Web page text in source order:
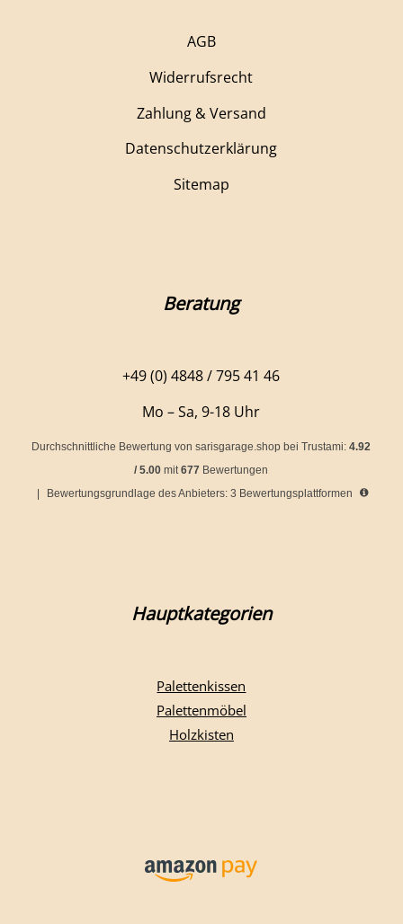
AGB
Widerrufsrecht
Zahlung & Versand
Datenschutzerklärung
Sitemap
Beratung
+49 (0) 4848 / 795 41 46
Mo – Sa, 9-18 Uhr
Durchschnittliche Bewertung von sarisgarage.shop bei Trustami:4.92
/5.00 mit677 Bewertungen
Bewertungsgrundlage des Anbieters: 3 Bewertungsplattformen
Hauptkategorien
Palettenkissen
Palettenmöbel
Holzkisten